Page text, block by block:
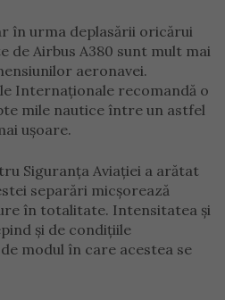
în urma deplasării oricărui
de Airbus A380 sunt mult mai
aeronavei.
Internaționale recomandă o
mile nautice între un astfel
ușoare.
Siguranța Aviației a arătat
separări micșorează
în totalitate. Intensitatea și
și de condițiile
modul în care acestea se